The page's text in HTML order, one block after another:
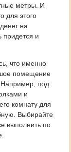
метры. И
для этого
на
придется и
что именно
помещение
под
и
комнату для
Выбирайте
выполнить по